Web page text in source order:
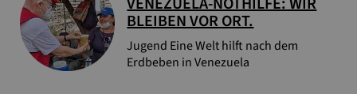
BLEIBEN VOR ORT.
Jugend Eine Welt hilft nach dem
Erdbeben in Venezuela